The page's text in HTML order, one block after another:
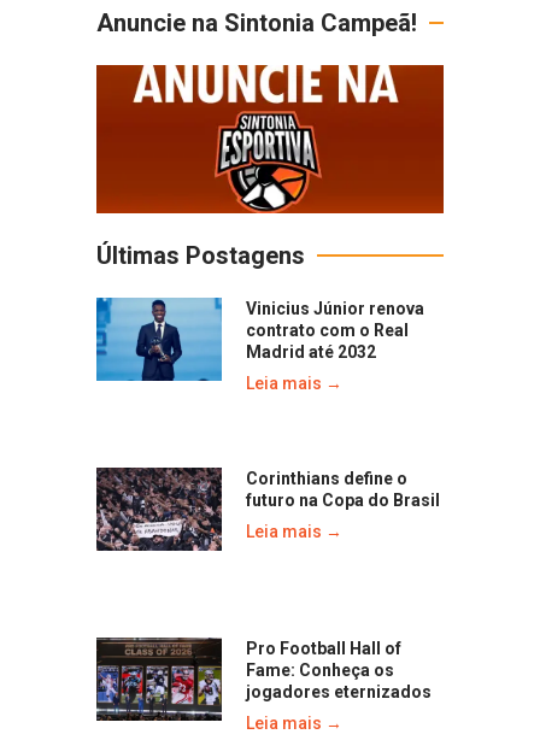
Anuncie na Sintonia Campeã!
Últimas Postagens
Vinicius Júnior renova
contrato com o Real
Madrid até 2032
Leia mais →
Corinthians define o
futuro na Copa do Brasil
Leia mais →
Pro Football Hall of
Fame: Conheça os
jogadores eternizados
Leia mais →